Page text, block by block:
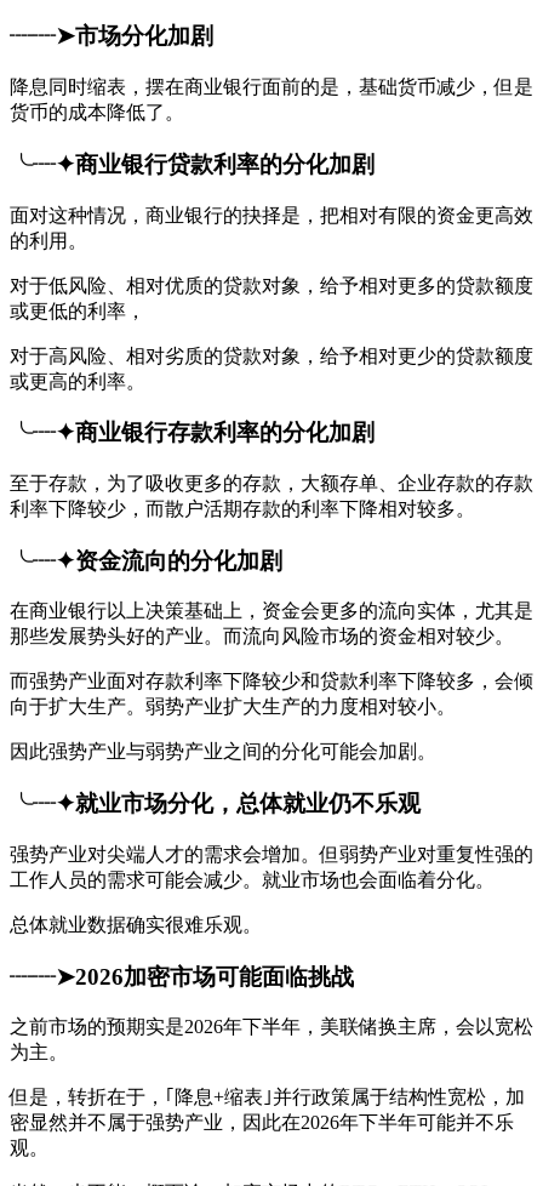
┈┈➤市场分化加剧
降息同时缩表，摆在商业银行面前的是，基础货币减少，但是
货币的成本降低了。
╰┈✦商业银行贷款利率的分化加剧
面对这种情况，商业银行的抉择是，把相对有限的资金更高效
的利用。
对于低风险、相对优质的贷款对象，给予相对更多的贷款额度
或更低的利率，
对于高风险、相对劣质的贷款对象，给予相对更少的贷款额度
或更高的利率。
╰┈✦商业银行存款利率的分化加剧
至于存款，为了吸收更多的存款，大额存单、企业存款的存款
利率下降较少，而散户活期存款的利率下降相对较多。
╰┈✦资金流向的分化加剧
在商业银行以上决策基础上，资金会更多的流向实体，尤其是
那些发展势头好的产业。而流向风险市场的资金相对较少。
而强势产业面对存款利率下降较少和贷款利率下降较多，会倾
向于扩大生产。弱势产业扩大生产的力度相对较小。
因此强势产业与弱势产业之间的分化可能会加剧。
╰┈✦就业市场分化，总体就业仍不乐观
强势产业对尖端人才的需求会增加。但弱势产业对重复性强的
工作人员的需求可能会减少。就业市场也会面临着分化。
总体就业数据确实很难乐观。
┈┈➤2026加密市场可能面临挑战
之前市场的预期实是2026年下半年，美联储换主席，会以宽松
为主。
但是，转折在于，｢降息+缩表｣并行政策属于结构性宽松，加
密显然并不属于强势产业，因此在2026年下半年可能并不乐
观。